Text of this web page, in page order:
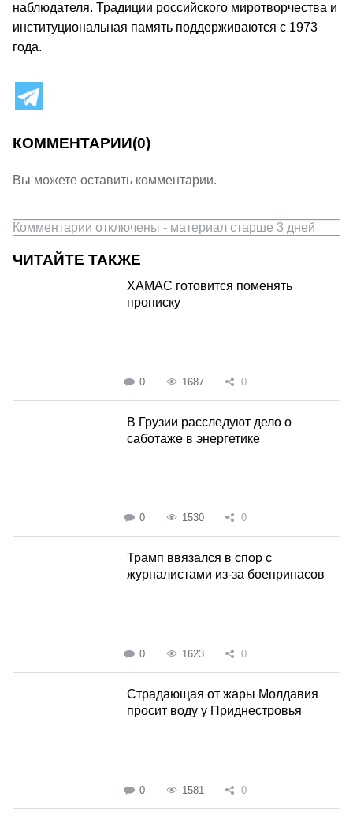
наблюдателя. Традиции российского миротворчества и
институциональная память поддерживаются с 1973
года.
КОММЕНТАРИИ(0)
Вы можете оставить комментарии.
Комментарии отключены - материал старше 3 дней
ЧИТАЙТЕ ТАКЖЕ
ХАМАС готовится поменять
прописку
0 1687 0
В Грузии расследуют дело о
саботаже в энергетике
0 1530 0
Трамп ввязался в спор с
журналистами из-за боеприпасов
0 1623 0
Страдающая от жары Молдавия
просит воду у Приднестровья
0 1581 0